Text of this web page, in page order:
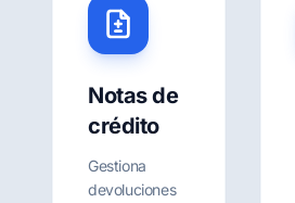
Notas de
crédito
Gestiona
devoluciones